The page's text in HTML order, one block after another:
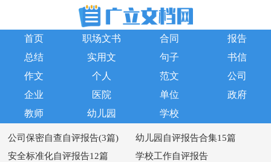
首页 职场文书 合同
报告
总结
实用文 句子
书信
作文
个人 范文
公司
企业
医院 单位
政府
教师
幼儿园 学校
公司保密自查自评报告(3篇)
幼儿园自评报告合集15篇
安全标准化自评报告12篇
学校工作自评报告